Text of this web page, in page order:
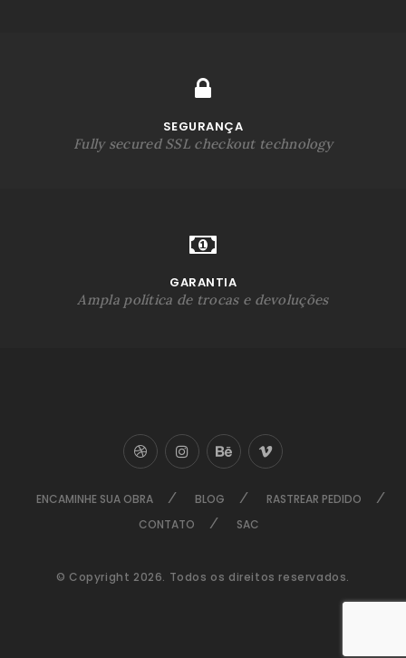
SEGURANÇA
Fully secured SSL checkout technology
GARANTIA
Ampla política de trocas e devoluções
ENCAMINHE SUA OBRA BLOG
RASTREAR PEDIDO
CONTATO
SAC
© Copyright 2026. Todos os direitos reservados.